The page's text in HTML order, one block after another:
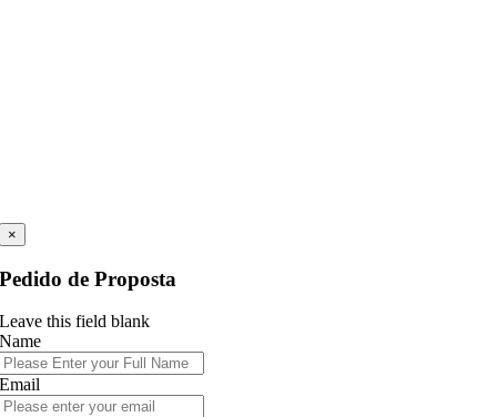
×
Pedido de Proposta
Leave this field blank
Name
Email